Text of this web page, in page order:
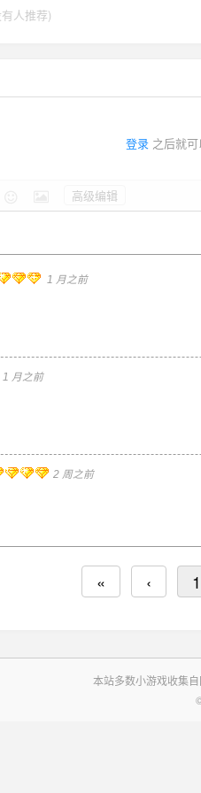
人推荐)
登录 之后就可
高级编辑
1 月之前
1 月之前
2 周之前
« ‹ 1
本站多数小游戏收集